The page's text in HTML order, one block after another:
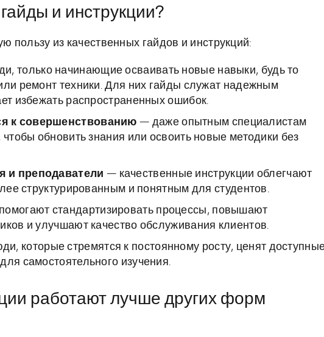
и инструкции?
пользу из качественных гайдов и инструкций:
только начинающие осваивать новые навыки, будь то
ремонт техники. Для них гайды служат надежным
избежать распространенных ошибок.
к совершенствованию — даже опытным специалистам
обновить знания или освоить новые методики без
и преподаватели — качественные инструкции облегчают
структурированным и понятным для студентов.
стандартизировать процессы, повышают
и улучшают качество обслуживания клиентов.
которые стремятся к постоянному росту, ценят
самостоятельного изучения.
работают лучше других форм